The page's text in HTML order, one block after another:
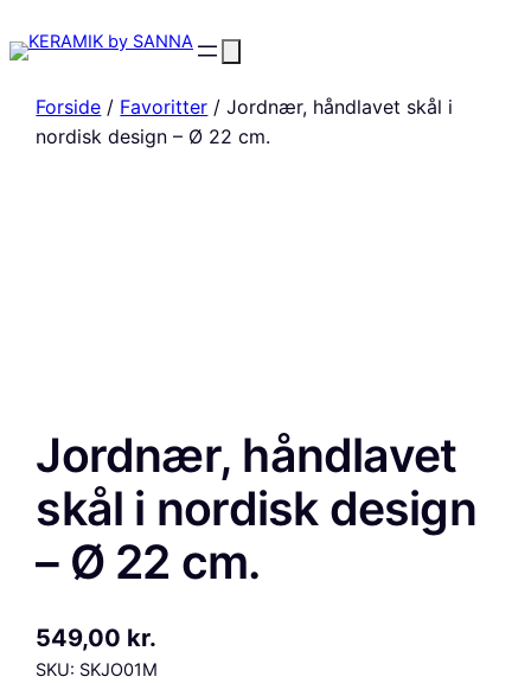
Forside / Favoritter / Jordnær, håndlavet skål i
nordisk design – Ø 22 cm.
Jordnær, håndlavet
skål i nordisk design
– Ø 22 cm.
549,00 kr.
SKU: SKJO01M